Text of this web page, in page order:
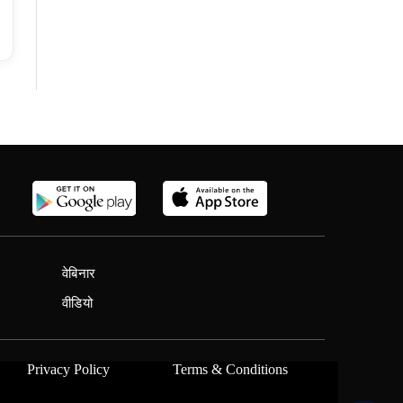
वेबिनार
वीडियो
Privacy Policy Terms & Conditions